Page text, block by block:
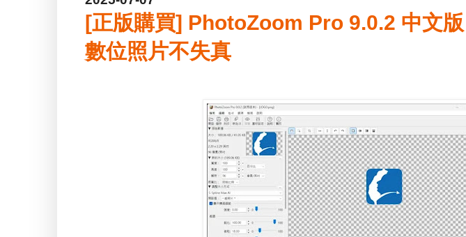
[正版購買] PhotoZoom Pro 9.0.2 中文
數位照片不失真